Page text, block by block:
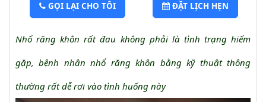
GỌI LẠI CHO TÔI ĐẶT LỊCH HẸN
Nhổ răng khôn rất đau không phải là tình trạng hiếm
gặp, bệnh nhân nhổ răng khôn bằng kỹ thuật thông
thường rất dễ rơi vào tình huống này